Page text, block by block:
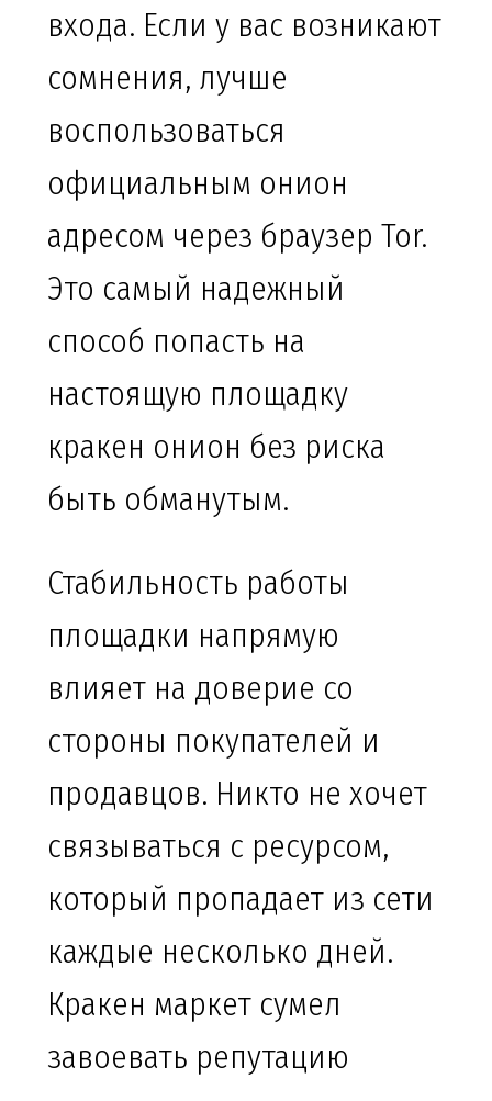
входа. Если у вас возникают
сомнения, лучше
воспользоваться
официальным онион
адресом через браузер Tor.
Это самый надежный
способ попасть на
настоящую площадку
кракен онион без риска
быть обманутым.
Стабильность работы
площадки напрямую
влияет на доверие со
стороны покупателей и
продавцов. Никто не хочет
связываться с ресурсом,
который пропадает из сети
каждые несколько дней.
Кракен маркет сумел
завоевать репутацию